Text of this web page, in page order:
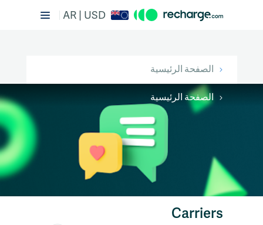
AR | USD
الصفحة الرئيسية
الصفحة الرئيسية
Carriers